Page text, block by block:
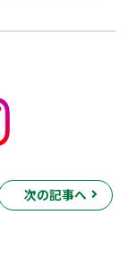
次の記事へ